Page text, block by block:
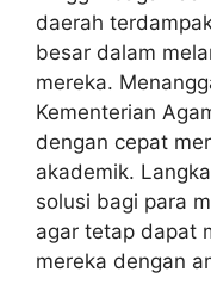
daerah
besar dalam
mereka.
Kementerian
dengan cepat
akademik.
solusi bagi para
agar tetap dapat
mereka dengan